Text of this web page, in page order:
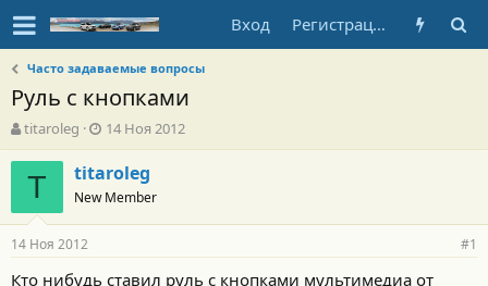
Вход Регистрация
Часто задаваемые вопросы
Руль с кнопками
А
в
т
о
т
е
м
titaroleg
Д
а
т
а
н
а
а
14 Ноя 2012
T titaroleg
New Member
14 Ноя 2012 #1
Кто нибудь ставил руль с кнопками мультимедиа от